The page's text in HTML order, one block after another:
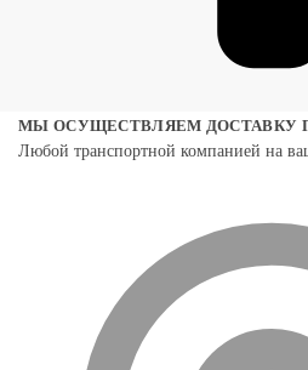
МЫ ОСУЩЕСТВЛЯЕМ ДОСТАВКУ
Любой транспортной компанией на